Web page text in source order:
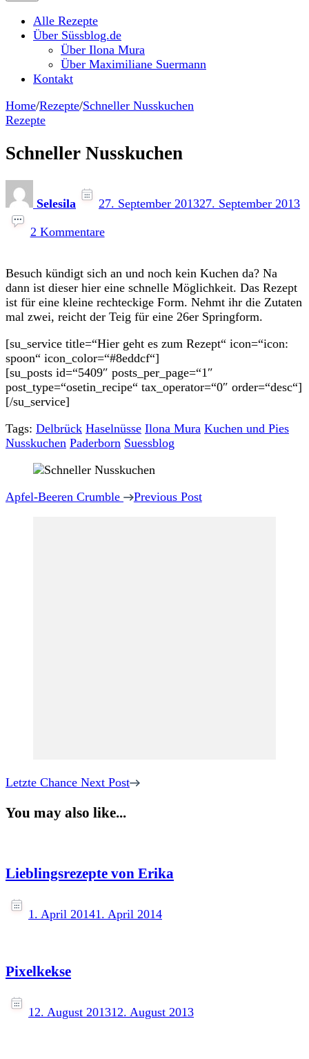
suessblog.de
Alle Rezepte
Über Süssblog.de
Über Ilona Mura
Über Maximiliane Suermann
Kontakt
Home/Rezepte/Schneller Nusskuchen
Rezepte
Schneller Nusskuchen
Selesila 27. September 201327. September 2013
2 KommentareSchneller
Besuch kündigt sich an und noch kein Kuchen da? Na
dann ist dieser hier eine schnelle Möglichkeit. Das Rezept
ist für eine kleine rechteckige Form. Nehmt ihr die Zutaten
mal zwei, reicht der Teig für eine 26er Springform.
[su_service title=“Hier geht es zum Rezept“ icon=“icon:
spoon“ icon_color=“#8eddcf“]
[su_posts id=“5409″ posts_per_page=“1″
post_type=“osetin_recipe“ tax_operator=“0″ order=“desc“]
[/su_service]
Tags: Delbrück Haselnüsse Ilona Mura Kuchen und Pies
Nusskuchen Paderborn Suessblog
Post
Navigation
Apfel-Beeren Crumble Previous Post
Letzte Chance Next Post
You may also like...
Lieblingsrezepte von Erika
1. April 20141. April 2014
Pixelkekse
12. August 201312. August 2013